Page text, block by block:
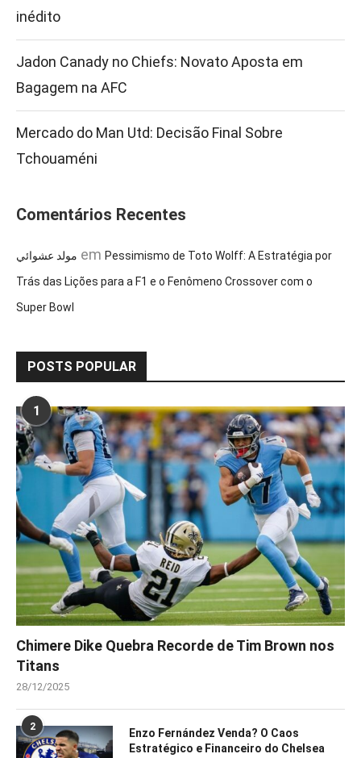
inédito
Jadon Canady no Chiefs: Novato Aposta em
Bagagem na AFC
Mercado do Man Utd: Decisão Final Sobre
Tchouaméni
Comentários Recentes
مولد عشوائي em Pessimismo de Toto Wolff: A Estratégia por
Trás das Lições para a F1 e o Fenômeno Crossover com o
Super Bowl
POSTS POPULAR
1
Chimere Dike Quebra Recorde de Tim Brown nos
Titans
28/12/2025
2
Enzo Fernández Venda? O Caos
Estratégico e Financeiro do Chelsea